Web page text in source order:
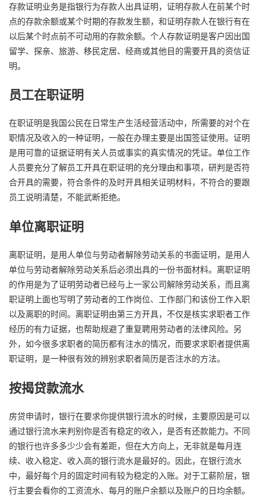
存款证明业务是指银行为存款人出具证明，证明存款人在前某个时
点的存款余额或某个时期的存款发生额，和证明存款人在银行有在
以后某个时点前不可动用的存款余额。个人存款证明是客户因出国
留学、探亲、旅游、移民定居、经商或其他目的需要开具的资信证
明。
员工在职证明
在职证明是我国公民在日常生产生活经营活动中，所需要的对个在
职情况及收入的一种证明，一般在办理主要是出国签证使用。证明
是用可靠的证据证明有关人员或事实的真实情况的凭证。单位工作
人员要充分了解员工开具在职证明的充分理由和事项，研判是否符
合开具的需要，符合条件的及时开具相关证明材料，不符合的要跟
员工说明清楚，不能武断拒绝。
单位离职证明
离职证明，是用人单位与劳动者解除劳动关系的书面证明，是用人
单位与劳动者解除劳动关系后必须出具的一份书面材料。离职证明
的作用是为了证明劳动者已经与上一家公司解除劳动关系，而且离
职证明上面也写明了劳动者的工作岗位、工作部门和该份工作入职
以及离职的时间。离职证明由第三方开具，不仅是核实求职者工作
经历的有力证据，也帮助规避了重复聘用劳动者的法律风险。另
外，如今很多求职者的简历都有注水的情况，而要求求职者提供离
职证明，是一种很有效的辨别求职者简历是否注水的方法。
按揭贷款流水
房贷申请时，银行在要求你提供银行流水的时候，主要原因是可以
通过银行流水来判别你是否有稳定的收入，是否有还款能力。不同
的银行也许多多少少会有差距，但在大方向上，无非就是每月连
续、收入稳定、收入高的银行流水是最好的。因此，在银行流水
中，最好每个月的固定时间有较为稳定的入账。对于工薪阶层，银
行主要会看你的工资流水、每月的账户余额以及账户的日均余额。